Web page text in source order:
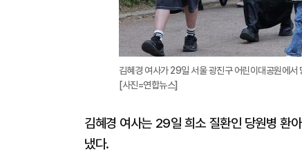
김혜경 여사가 29일 서울 광진구 어린이대공원에서
[사진=연합뉴스]
김혜경 여사는 29일 희소 질환인 당원병 환
냈다.